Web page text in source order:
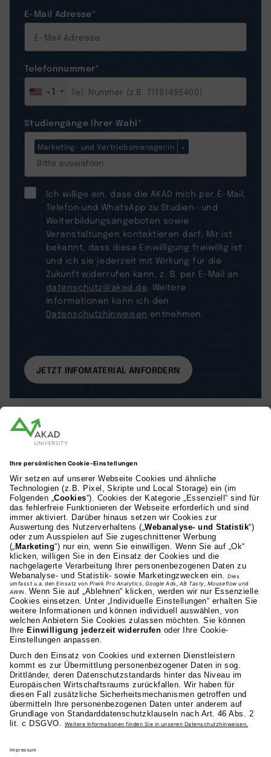
E-Mail Adresse*
Telefonnummer*
+1
Studiengänge Ihrer Wahl*
Marketing- und Vertriebsmanager:in ×
Ich willige ein, dass die AKAD mich per E-Mail,
Telefon und WhatsApp zu Studien- und
Weiterbildungsangeboten sowie
Veranstaltungen kontaktieren darf. Mir ist
bekannt, dass diese Einwilligung freiwillig ist
und ich sie jederzeit mit Wirkung für die
Zukunft widerrufen kann, z. B. per E-Mail an
datenschutz@akad.de . Weitere
Informationen kann ich den
Datenschutzhinweisen entnehmen.
AKAD Bildungsgesellschaft mbH
Heilbronner Strasse 86
70191 Stuttgart
0711 81495-400
Studienangebot
Fakultäten
AKAD